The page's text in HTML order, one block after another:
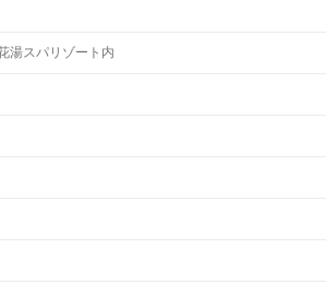
湯スパリゾート内